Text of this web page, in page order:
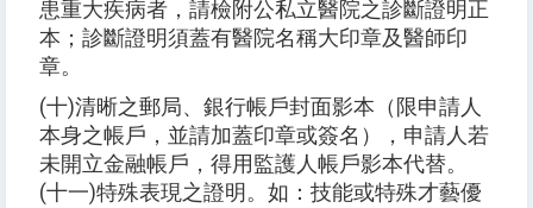
患重大疾病者，請檢附公私立醫院之診斷證明正
本；診斷證明須蓋有醫院名稱大印章及醫師印
章。
(十)清晰之郵局、銀行帳戶封面影本（限申請人
本身之帳戶，並請加蓋印章或簽名），申請人若
未開立金融帳戶，得用監護人帳戶影本代替。
(十一)特殊表現之證明。如：技能或特殊才藝優